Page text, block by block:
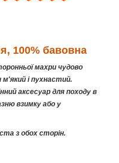
100% бавовна
махри чудово
м'який і пухнастий.
аксесуар для походу в
взимку або у
з обох сторін.